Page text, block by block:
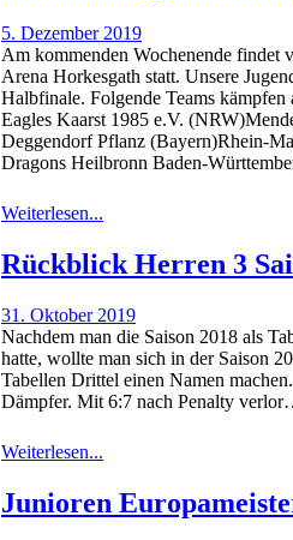
5. Dezember 2019
Am kommenden Wochenende findet
Arena Horkesgath statt. Unsere
Halbfinale. Folgende Teams
Eagles Kaarst 1985 e.V.
Deggendorf Pflanz (Bayern)Rhein-
Dragons Heilbronn Baden-
Weiterlesen...
Rückblick Herren 3
31. Oktober 2019
Nachdem man die Saison 2018 als
hatte, wollte man sich in der Saison
Tabellen Drittel einen Namen
Dämpfer. Mit 6:7 nach Penalty
Weiterlesen...
Junioren